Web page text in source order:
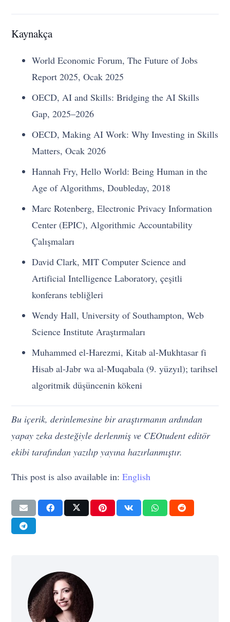
Kaynakça
World Economic Forum, The Future of Jobs
Report 2025, Ocak 2025
OECD, AI and Skills: Bridging the AI Skills
Gap, 2025–2026
OECD, Making AI Work: Why Investing in Skills
Matters, Ocak 2026
Hannah Fry, Hello World: Being Human in the
Age of Algorithms, Doubleday, 2018
Marc Rotenberg, Electronic Privacy Information
Center (EPIC), Algorithmic Accountability
Çalışmaları
David Clark, MIT Computer Science and
Artificial Intelligence Laboratory, çeşitli
konferans tebliğleri
Wendy Hall, University of Southampton, Web
Science Institute Araştırmaları
Muhammed el-Harezmi, Kitab al-Mukhtasar fi
Hisab al-Jabr wa al-Muqabala (9. yüzyıl); tarihsel
algoritmik düşüncenin kökeni
Bu içerik, derinlemesine bir araştırmanın ardından
yapay zeka desteğiyle derlenmiş ve CEOtudent editör
ekibi tarafından yazılıp yayına hazırlanmıştır.
This post is also available in:English